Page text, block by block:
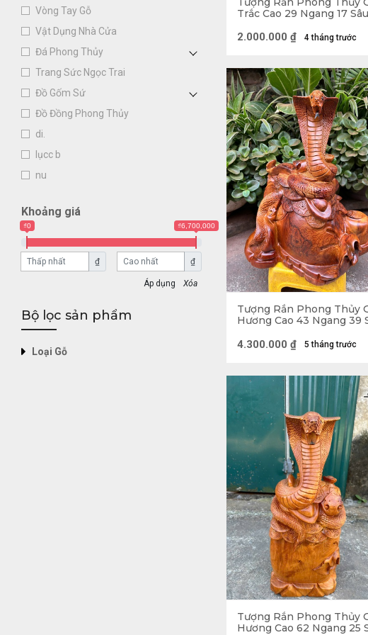
Vòng Tay Gỗ
Vật Dụng Nhà Cửa
Đá Phong Thủy
Trang Sức Ngọc Trai
Đồ Gốm Sứ
Đồ Đồng Phong Thủy
di.
lụcc b
nu
Khoảng giá
₫0 ₫6,700,000
₫ ₫
Xóa
Bộ lọc sản phẩm
Loại Gỗ
Ý nghĩa tượng
Rắn là một con vật trong
hồn và sự quyết đoán.
cao mới. Mặc dù quá
trong tương lai. Mỗi lần
Dù là con vật được tôn
đến loài vật này người ta
dụng nọc độc của mình
Trắc Cao 29 Ngang 17 Sâu
4 tháng trước
2.000.000 ₫
Tượng Rắn Phong Thủy
Hương Cao 43 Ngang 39
5 tháng trước
4.300.000 ₫
Tượng Rắn Phong Thủy
Hương Cao 62 Ngang 25